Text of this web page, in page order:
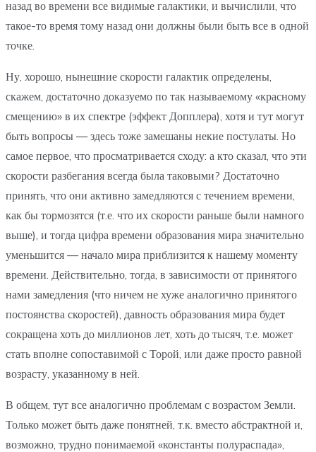
назад во времени все видимые галактики, и вычислили, что
такое-то время тому назад они должны были быть все в одной
точке.
Ну, хорошо, нынешние скорости галактик определены,
скажем, достаточно доказуемо по так называемому «красному
смещению» в их спектре (эффект Допплера), хотя и тут могут
быть вопросы — здесь тоже замешаны некие постулаты. Но
самое первое, что просматривается сходу: а кто сказал, что эти
скорости разбегания всегда была таковыми? Достаточно
принять, что они активно замедляются с течением времени,
как бы тормозятся (т.е. что их скорости раньше были намного
выше), и тогда цифра времени образования мира значительно
уменьшится — начало мира приблизится к нашему моменту
времени. Действительно, тогда, в зависимости от принятого
нами замедления (что ничем не хуже аналогично принятого
постоянства скоростей), давность образования мира будет
сокращена хоть до миллионов лет, хоть до тысяч, т.е. может
стать вполне сопоставимой с Торой, или даже просто равной
возрасту, указанному в ней.
В общем, тут все аналогично проблемам с возрастом Земли.
Только может быть даже понятней, т.к. вместо абстрактной и,
возможно, трудно понимаемой «константы полураспада»,